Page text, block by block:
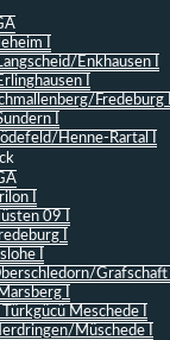
I
Enkhausen I
I
Fredeburg I
I
Henne-Rartal I
I
09 I
I
I
Grafschaft I
I
Türkgücü Meschede I
Müschede I